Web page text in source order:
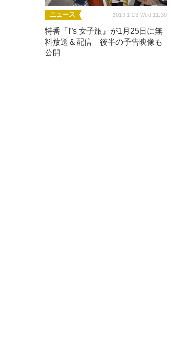
ニュース 2019.1.23 Wed 11:30
特番『I”s 女子旅』が1月25日に無
料放送＆配信 後半の予告映像も
公開